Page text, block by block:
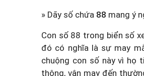
» Dãy số chứa 88 mang ý
Con số 88 trong biển số
đó có nghĩa là sự may
chuộng con số này vì họ
thông, vận may đến